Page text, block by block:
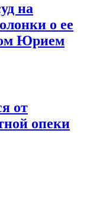
на
о ее
Юрием
от
опеки